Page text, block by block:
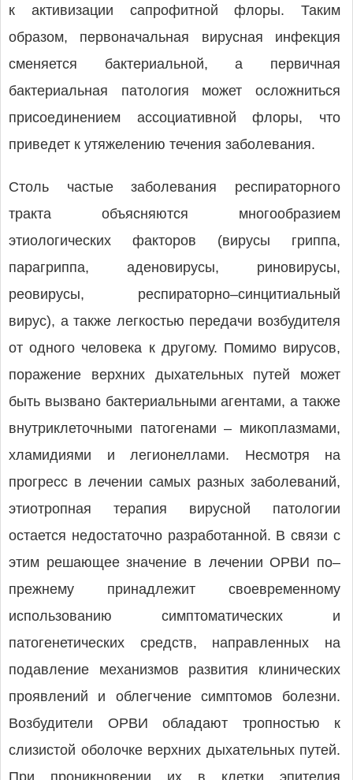
к активизации сапрофитной флоры. Таким
образом, первоначальная вирусная инфекция
сменяется бактериальной, а первичная
бактериальная патология может осложниться
присоединением ассоциативной флоры, что
приведет к утяжелению течения заболевания.
Столь частые заболевания респираторного
тракта объясняются многообразием
этиологических факторов (вирусы гриппа,
парагриппа, аденовирусы, риновирусы,
реовирусы, респираторно–синцитиальный
вирус), а также легкостью передачи возбудителя
от одного человека к другому. Помимо вирусов,
поражение верхних дыхательных путей может
быть вызвано бактериальными агентами, а также
внутриклеточными патогенами – микоплазмами,
хламидиями и легионеллами. Несмотря на
прогресс в лечении самых разных заболеваний,
этиотропная терапия вирусной патологии
остается недостаточно разработанной. В связи с
этим решающее значение в лечении ОРВИ по–
прежнему принадлежит своевременному
использованию симптоматических и
патогенетических средств, направленных на
подавление механизмов развития клинических
проявлений и облегчение симптомов болезни.
Возбудители ОРВИ обладают тропностью к
слизистой оболочке верхних дыхательных путей.
При проникновении их в клетки эпителия